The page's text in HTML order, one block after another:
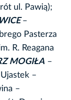
ul. Pawią);
–
Pasterza
R. Reagana
MOGIŁA –
–
–